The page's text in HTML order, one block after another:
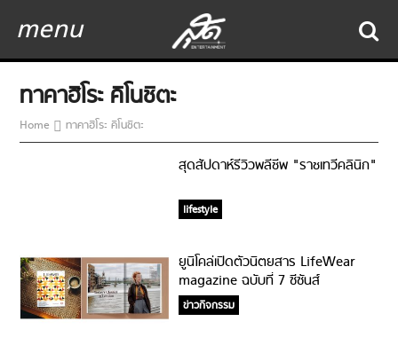
menu
ทาคาฮิโระ คิโนชิตะ
Home ทาคาฮิโระ คิโนชิตะ
สุดสัปดาห์รีวิวพลีชีพ "ราชเทวีคลินิก"
lifestyle
ยูนิโคล่เปิดตัวนิตยสาร LifeWear
magazine ฉบับที่ 7 ซีซันส์
Fall/Winter 2022
ข่าวกิจกรรม